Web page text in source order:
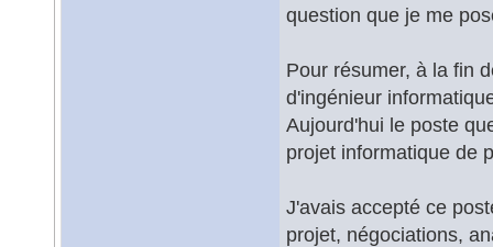
question que je me
Pour résumer, à la fin
d'ingénieur
Aujourd'hui le poste
projet informatique de
J'avais accepté ce
projet, négociations,